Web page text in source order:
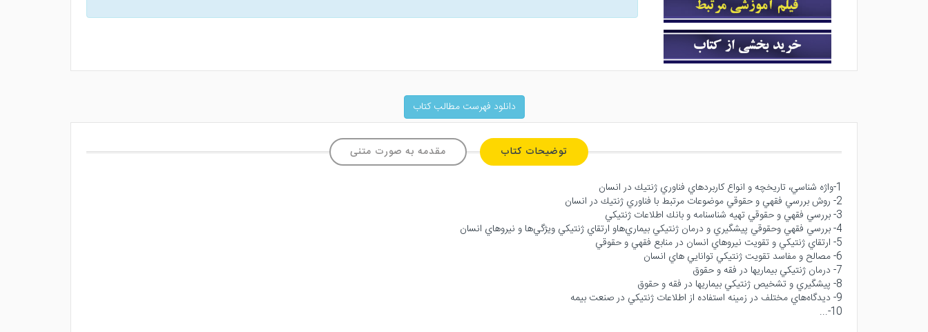
دانلود فهرست مطالب کتاب
توضیحات کتاب مقدمه به صورت متنی
1-واژه شناسي، تاريخچه و انواع كاربردهاي فناوري ژنتيك در انسان
2- روش بررسي فقهي و حقوقي موضوعات مرتبط با فناوري ژنتيك در انسان
3- بررسي فقهي و حقوقي تهيه شناسنامه و بانك اطلاعات ژنتيكي
4- بررسي فقهي وحقوقي پيشگيري و درمان ژنتيكي بيماري‌هاو ارتقاي ژنتيكي ويژگي‌ها و نيروهاي انسان
5- ارتقاي ژنتيكي و تقويت نيرو‌‌هاي انسان در منابع فقهي و حقوقي
6- مصالح و مفاسد تقويت ژنتيكي توانايي هاي انسان
7- درمان ژنتيكي بيماريها در فقه و حقوق
8- پيشگيري و تشخيص ژنتيكي بيماريها در فقه و حقوق
9- ديدگاه‌هاي مختلف در زمينه استفاده از اطلاعات ژنتيكي در صنعت بيمه
10-...